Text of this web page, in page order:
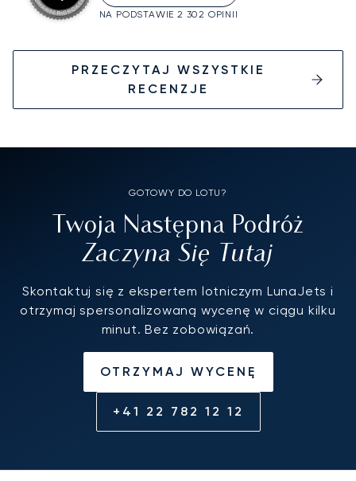
NA PODSTAWIE 2 302 OPINII
PRZECZYTAJ WSZYSTKIE
RECENZJE
GOTOWY DO LOTU?
Twoja Następna Podróż
Zaczyna Się Tutaj
Skontaktuj się z ekspertem lotniczym LunaJets i
otrzymaj spersonalizowaną wycenę w ciągu kilku
minut. Bez zobowiązań.
OTRZYMAJ WYCENĘ
+41 22 782 12 12